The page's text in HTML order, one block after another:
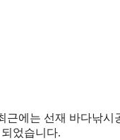
근에는 선재 바다낚시
었습니다.